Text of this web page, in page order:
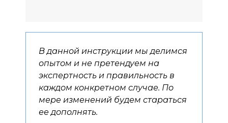
В данной инструкции мы делимся
опытом и не претендуем на
экспертность и правильность в
каждом конкретном случае. По
мере изменений будем стараться
ее дополнять.